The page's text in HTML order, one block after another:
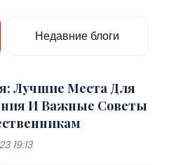
Недавние блоги
Лучшие Места Для
И Важные Советы
19:13